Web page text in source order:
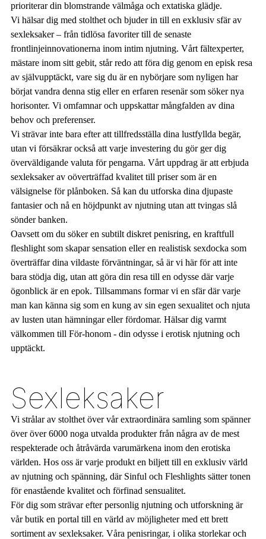
prioriterar din blomstrande välmåga och extatiska glädje.
Vi hälsar dig med stolthet och bjuder in till en exklusiv sfär av
sexleksaker – från tidlösa favoriter till de senaste
frontlinjeinnovationerna inom intim njutning. Vårt fältexperter,
mästare inom sitt gebit, står redo att föra dig genom en episk resa
av självupptäckt, vare sig du är en nybörjare som nyligen har
börjat vandra denna stig eller en erfaren resenär som söker nya
horisonter. Vi omfamnar och uppskattar mångfalden av dina
behov och preferenser.
Vi strävar inte bara efter att tillfredsställa dina lustfyllda begär,
utan vi försäkrar också att varje investering du gör ger dig
överväldigande valuta för pengarna. Vårt uppdrag är att erbjuda
sexleksaker av oöverträffad kvalitet till priser som är en
välsignelse för plånboken. Så kan du utforska dina djupaste
fantasier och nå en höjdpunkt av njutning utan att tvingas slå
sönder banken.
Oavsett om du söker en subtilt diskret penisring, en kraftfull
fleshlight som skapar sensation eller en realistisk sexdocka som
överträffar dina vildaste förväntningar, så är vi här för att inte
bara stödja dig, utan att göra din resa till en odysse där varje
ögonblick är en epok. Tillsammans formar vi en sfär där varje
man kan känna sig som en kung av sin egen sexualitet och njuta
av lusten utan hämningar eller fördomar. Hälsar dig varmt
välkommen till För-honom - din odysse i erotisk njutning och
upptäckt.
Sexleksaker
Vi strålar av stolthet över vår extraordinära samling som spänner
över över 6000 noga utvalda produkter från några av de mest
respekterade och åtråvärda varumärkena inom den erotiska
världen. Hos oss är varje produkt en biljett till en exklusiv värld
av njutning och spänning, där Sinful och Fleshlights sätter tonen
för enastående kvalitet och förfinad sensualitet.
För dig som strävar efter personlig njutning och utforskning är
vår butik en portal till en värld av möjligheter med ett brett
sortiment av sexleksaker. Våra penisringar, i olika storlekar och